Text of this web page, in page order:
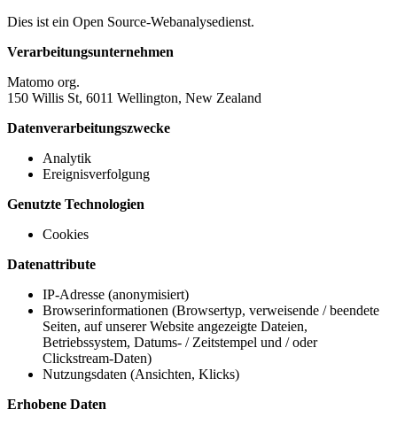
Dies ist ein Open Source-Webanalysedienst.
Verarbeitungsunternehmen
Matomo org.
150 Willis St, 6011 Wellington, New Zealand
Datenverarbeitungszwecke
Analytik
Ereignisverfolgung
Genutzte Technologien
Cookies
Datenattribute
IP-Adresse (anonymisiert)
Browserinformationen (Browsertyp, verweisende / beendete
Seiten, auf unserer Website angezeigte Dateien,
Betriebssystem, Datums- / Zeitstempel und / oder
Clickstream-Daten)
Nutzungsdaten (Ansichten, Klicks)
Erhobene Daten